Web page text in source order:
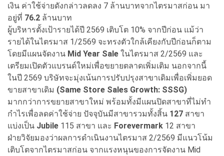
เงิน ค่าใช้จ่ายดังกล่าวลดลง 7 ล้านบาทจากไตรมาสก่อน มา
อยู่ที่ 76.2 ล้านบาท
ผู้บริหารตั้งเป้ารายได้ปี 2569 เติบโต 10% จากปีก่อน แม้ว่า
รายได้ในไตรมาส 1/2569 จะทรงตัวใกล้เคียงกับปีก่อนก็ตาม
โดยมีแผนจัดงาน Mid Year Sale ในไตรมาส 2/2569 และ
เตรียมเปิดตัวแบรนด์ใหม่เพื่อขยายตลาดเพิ่มเติม นอกจากนี้
ในปี 2569 บริษัทจะมุ่งเน้นการปรับปรุงสาขาเดิมเพื่อเพิ่มยอด
ขายสาขาเดิม (Same Store Sales Growth: SSSG)
มากกว่าการขยายสาขาใหม่ พร้อมทั้งมีแผนปิดสาขาที่ไม่ทำ
กำไรเพื่อลดค่าใช้จ่าย ปัจจุบันมีสาขารวมทั้งสิ้น 127 สาขา
แบ่งเป็น Jubile 115 สาขา และ Forevermark 12 สาขา
ฝ่ายวิจัยมองว่าผลการดำเนินงานไตรมาส 2/2569 มีแนวโน้ม
เติบโตจากไตรมาสก่อน จากแรงหนุนของการจัดงาน Mid